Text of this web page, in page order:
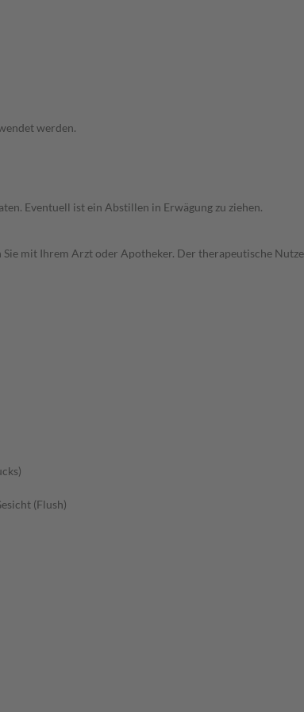
werden.
Eventuell ist ein Abstillen in Erwägung zu ziehen.
mit Ihrem Arzt oder Apotheker. Der therapeutische
(Flush)